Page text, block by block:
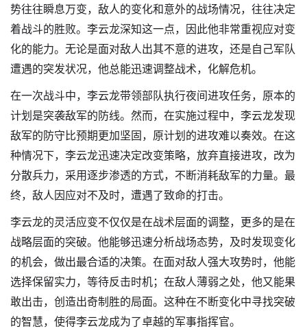
势往往瞬息万变，敌人的变化和意外的战场情况，往往决定
着战斗的胜败。李云龙深知这一点，因此他非常重视应对变
化的能力。无论是面对敌人出其不意的进攻，还是自己军队
遭遇的突发状况，他总能迅速调整战术，化解危机。
在一次战斗中，李云龙带领部队执行夜间进攻任务，原本的
计划是突袭敌军的防线。然而，在实施过程中，李云龙发现
敌军的防守比预期更加坚固，原计划的进攻难以奏效。在这
种情况下，李云龙迅速决定改变策略，放弃直接进攻，改为
分散兵力，采用逐步渗透的方式，不断消耗敌军的力量。最
终，敌人因应对不及时，遭遇了致命的打击。
李云龙的灵活应变不仅仅是在战术层面的调整，更多的是在
战略层面的突破。他能够迅速分析战场态势，及时发现变化
的机会，做出最合适的决策。在面对敌人强大攻势时，他能
选择保留实力，等待反击时机；在敌人薄弱之处，他又能果
敢出击，创造出奇制胜的局面。这种在不断变化中寻找突破
的智慧，使得李云龙成为了卓越的军事指挥官。